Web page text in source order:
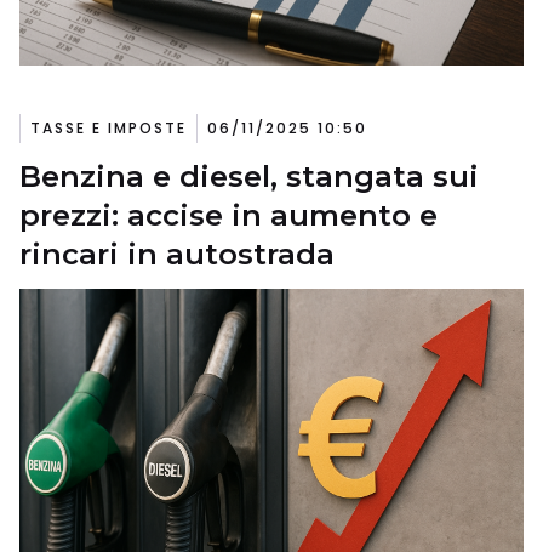
TASSE E IMPOSTE 06/11/2025 10:50
Benzina e diesel, stangata sui
prezzi: accise in aumento e
rincari in autostrada